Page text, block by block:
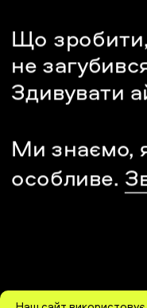
Що
не
Здивувати
Ми знаємо,
особливе.